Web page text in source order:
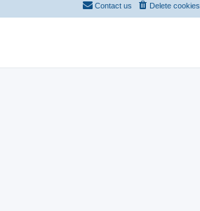
Delete cookies
Contact us